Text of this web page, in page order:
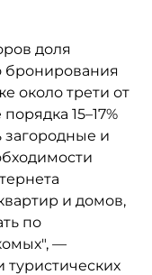
доля
бронирования
около трети от
15–17%
загородные и
и домов,
по
—
туристических